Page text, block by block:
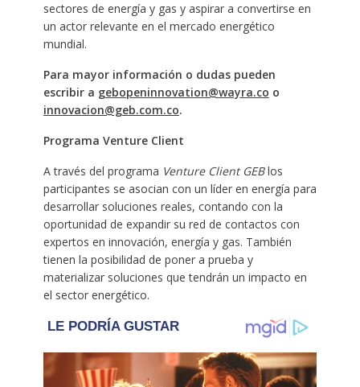
sectores de energía y gas y aspirar a convertirse en
un actor relevante en el mercado energético
mundial.
Para mayor información o dudas pueden
escribir a gebopeninnovation@wayra.co o
innovacion@geb.com.co.
Programa Venture Client
A través del programa Venture Client GEBlos
participantes se asocian con un líder en energía para
desarrollar soluciones reales, contando con la
oportunidad de expandir su red de contactos con
expertos en innovación, energía y gas. También
tienen la posibilidad de poner a prueba y
materializar soluciones que tendrán un impacto en
el sector energético.